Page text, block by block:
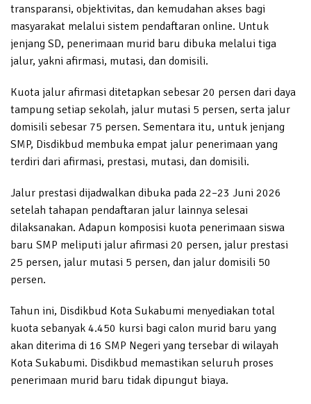
transparansi, objektivitas, dan kemudahan akses bagi
masyarakat melalui sistem pendaftaran online. Untuk
jenjang SD, penerimaan murid baru dibuka melalui tiga
jalur, yakni afirmasi, mutasi, dan domisili.
Kuota jalur afirmasi ditetapkan sebesar 20 persen dari daya
tampung setiap sekolah, jalur mutasi 5 persen, serta jalur
domisili sebesar 75 persen. Sementara itu, untuk jenjang
SMP, Disdikbud membuka empat jalur penerimaan yang
terdiri dari afirmasi, prestasi, mutasi, dan domisili.
Jalur prestasi dijadwalkan dibuka pada 22–23 Juni 2026
setelah tahapan pendaftaran jalur lainnya selesai
dilaksanakan. Adapun komposisi kuota penerimaan siswa
baru SMP meliputi jalur afirmasi 20 persen, jalur prestasi
25 persen, jalur mutasi 5 persen, dan jalur domisili 50
persen.
Tahun ini, Disdikbud Kota Sukabumi menyediakan total
kuota sebanyak 4.450 kursi bagi calon murid baru yang
akan diterima di 16 SMP Negeri yang tersebar di wilayah
Kota Sukabumi. Disdikbud memastikan seluruh proses
penerimaan murid baru tidak dipungut biaya.